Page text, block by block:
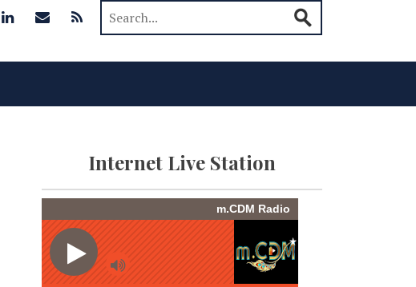
Internet Live Station